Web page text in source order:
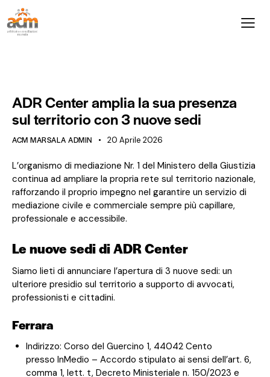
ADR Center amplia la sua presenza
sul territorio con 3 nuove sedi
ACM MARSALA ADMIN 20 Aprile 2026
L’organismo di mediazione Nr. 1 del Ministero della Giustizia
continua ad ampliare la propria rete sul territorio nazionale,
rafforzando il proprio impegno nel garantire un servizio di
mediazione civile e commerciale sempre più capillare,
professionale e accessibile.
Le nuove sedi di ADR Center
Siamo lieti di annunciare l’apertura di 3 nuove sedi: un
ulteriore presidio sul territorio a supporto di avvocati,
professionisti e cittadini.
Ferrara
Indirizzo: Corso del Guercino 1, 44042 Cento
presso InMedio – Accordo stipulato ai sensi dell’art. 6,
comma 1, lett. t, Decreto Ministeriale n. 150/2023 e